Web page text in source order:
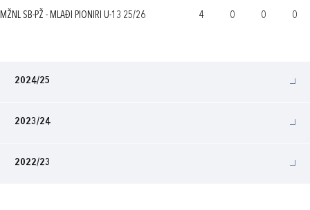
MŽNL SB-PŽ - MLAĐI PIONIRI U-13 25/26 4 0 0 0
2024/25
2023/24
2022/23